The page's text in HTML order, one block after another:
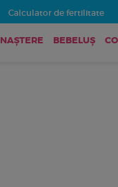
Calculator de fertilitate
NAȘTERE BEBELUŞ